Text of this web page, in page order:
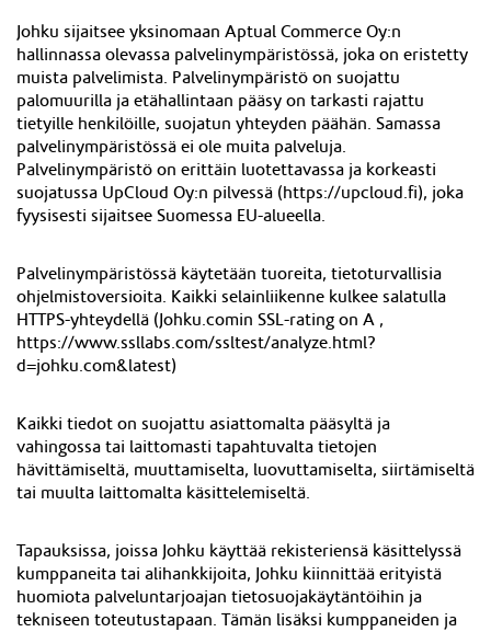
Johku sijaitsee yksinomaan Aptual Commerce Oy:n
hallinnassa olevassa palvelinympäristössä, joka on eristetty
muista palvelimista. Palvelinympäristö on suojattu
palomuurilla ja etähallintaan pääsy on tarkasti rajattu
tietyille henkilöille, suojatun yhteyden päähän. Samassa
palvelinympäristössä ei ole muita palveluja.
Palvelinympäristö on erittäin luotettavassa ja korkeasti
suojatussa UpCloud Oy:n pilvessä (https://upcloud.fi), joka
fyysisesti sijaitsee Suomessa EU-alueella.
Palvelinympäristössä käytetään tuoreita, tietoturvallisia
ohjelmistoversioita. Kaikki selainliikenne kulkee salatulla
HTTPS-yhteydellä (Johku.comin SSL-rating on A ,
https://www.ssllabs.com/ssltest/analyze.html?
d=johku.com&latest)
Kaikki tiedot on suojattu asiattomalta pääsyltä ja
vahingossa tai laittomasti tapahtuvalta tietojen
hävittämiseltä, muuttamiselta, luovuttamiselta, siirtämiseltä
tai muulta laittomalta käsittelemiseltä.
Tapauksissa, joissa Johku käyttää rekisteriensä käsittelyssä
kumppaneita tai alihankkijoita, Johku kiinnittää erityistä
huomiota palveluntarjoajan tietosuojakäytäntöihin ja
tekniseen toteutustapaan. Tämän lisäksi kumppaneiden ja